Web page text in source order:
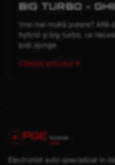
BIG TURBO -
PENTRU
Vrei mai multă putere? Află
hybrid și big turbo, ce
poți ajunge.
Citește articolul
PGE
TUNING
LAB
Electronist auto specializat în